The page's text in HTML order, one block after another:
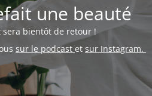
une beauté
bientôt de retour !
sur le podcast et sur Instagram.